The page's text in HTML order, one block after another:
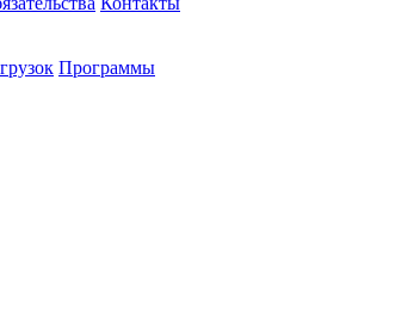
Программы